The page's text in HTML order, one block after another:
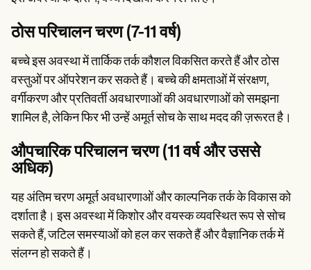
ठोस परिचालन चरण (7-11 वर्ष)
बच्चे इस अवस्था में तार्किक तर्क कौशल विकसित करते हैं और ठोस
वस्तुओं पर ऑपरेशन कर सकते हैं। बच्चे की क्षमताओं में संरक्षण,
वर्गीकरण और प्रतिवर्ती अवधारणाओं की अवधारणाओं को समझना
शामिल है, लेकिन फिर भी उन्हें अमूर्त सोच के साथ मदद की ज़रूरत है।
औपचारिक परिचालन चरण (11 वर्ष और उससे
अधिक)
यह अंतिम चरण अमूर्त अवधारणाओं और काल्पनिक तर्क के विकास को
दर्शाता है। इस अवस्था में किशोर और वयस्क व्यवस्थित रूप से सोच
सकते हैं, जटिल समस्याओं को हल कर सकते हैं और वैज्ञानिक तर्क में
संलग्न हो सकते हैं।